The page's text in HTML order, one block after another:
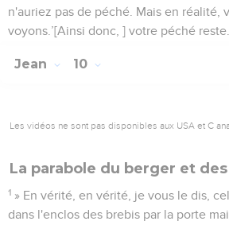
n'auriez pas de péché. Mais en réalité,
voyons.’[Ainsi donc, ] votre péché reste.
Jean 10
Les vidéos ne sont pas disponibles aux USA et C
La parabole du berger et
1 » En vérité, en vérité, je vous le dis,
dans l'enclos des brebis par la porte